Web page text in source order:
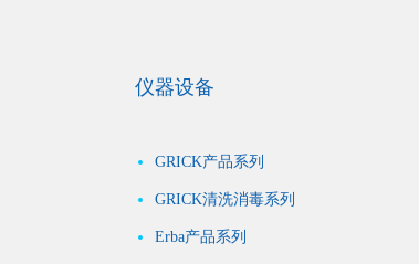
仪器设备
GRICK产品系列
GRICK清洗消毒系列
Erba产品系列